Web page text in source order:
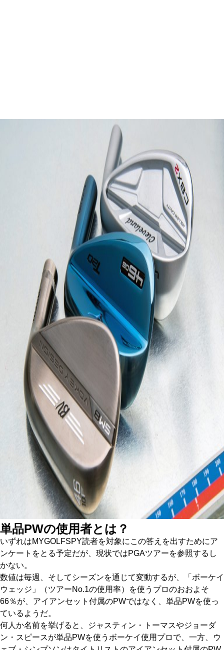
単品PWの使用者とは？
いずれはMYGOLFSPY読者を対象にこの答えを出すためにア
ンケートをとる予定だが、現状ではPGAツアーを参照するし
かない。
数値は毎週、そしてシーズンを通じて変動するが、「ボーケイ
ウェッジ」（ツアーNo.1の使用率）を使うプロのおおよそ
66％が、アイアンセット付属のPWではなく、単品PWを使っ
ているようだ。
何人か名前を挙げると、ジャスティン・トーマスやジョーダ
ン・スピースが単品PWを使うボーケイ使用プロで、一方、ウ